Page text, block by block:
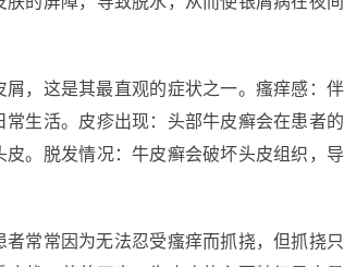
，这是其最直观的症状之一。瘙痒感：伴
生活。皮疹出现：头部牛皮癣会在患者的
。脱发情况：牛皮癣会破坏头皮组织，导
常常因为无法忍受瘙痒而抓挠，但抓挠只